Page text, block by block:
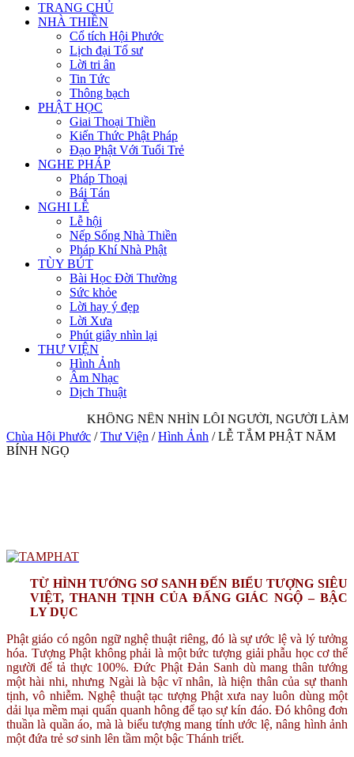
TRANG CHỦ
NHÀ THIỀN
Cổ tích Hội Phước
Lịch đại Tổ sư
Lời tri ân
Tin Tức
Thông bạch
PHẬT HỌC
Giai Thoại Thiền
Kiến Thức Phật Pháp
Đạo Phật Với Tuổi Trẻ
NGHE PHÁP
Pháp Thoại
Bái Tán
NGHI LỄ
Lễ hội
Nếp Sống Nhà Thiền
Pháp Khí Nhà Phật
TÙY BÚT
Bài Học Đời Thường
Sức khỏe
Lời hay ý đẹp
Lời Xưa
Phút giây nhìn lại
THƯ VIỆN
Hình Ảnh
Âm Nhạc
Dịch Thuật
KHÔNG NÊN NHÌN LỖI NGƯỜI, NGƯỜI LÀM
Chùa Hội Phước / Thư Viện / Hình Ảnh / LỄ TẮM PHẬT NĂM
BÍNH NGỌ
TỪ HÌNH TƯỚNG SƠ SANH ĐẾN BIỂU TƯỢNG SIÊU
VIỆT, THANH TỊNH CỦA ĐẤNG GIÁC NGỘ – BẬC
LY DỤC
Phật giáo có ngôn ngữ nghệ thuật riêng, đó là sự ước lệ và lý tưởng
hóa. Tượng Phật không phải là một bức tượng giải phẫu học cơ thể
người để tả thực 100%. Đức Phật Đản Sanh dù mang thân tướng
một hài nhi, nhưng Ngài là bậc vĩ nhân, là hiện thân của sự thanh
tịnh, vô nhiễm. Nghệ thuật tạc tượng Phật xưa nay luôn dùng một
dải lụa mềm mại quấn quanh hông để tạo sự kín đáo. Đó không đơn
thuần là quần áo, mà là biểu tượng mang tính ước lệ, nâng hình ảnh
một đứa trẻ sơ sinh lên tầm một bậc Thánh triết.